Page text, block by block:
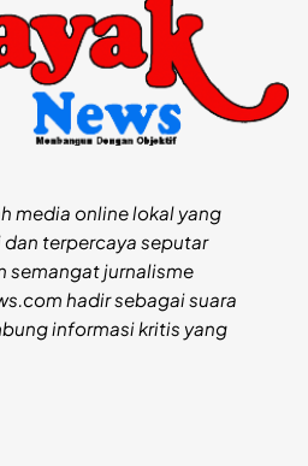
media online lokal yang
terpercaya seputar
semangat jurnalisme
hadir sebagai suara
informasi kritis yang